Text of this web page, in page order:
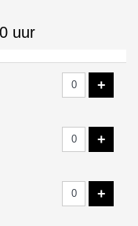
uur
Aantal
tickets
+
+
+